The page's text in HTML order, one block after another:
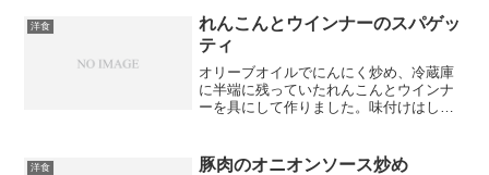
洋食
れんこんとウインナーのスパゲッ
ティ
オリーブオイルでにんにく炒め、冷蔵庫
に半端に残っていたれんこんとウインナ
ーを具にして作りました。味付けはしょ
完食しました！
洋食 豚肉のオニオンソース炒め